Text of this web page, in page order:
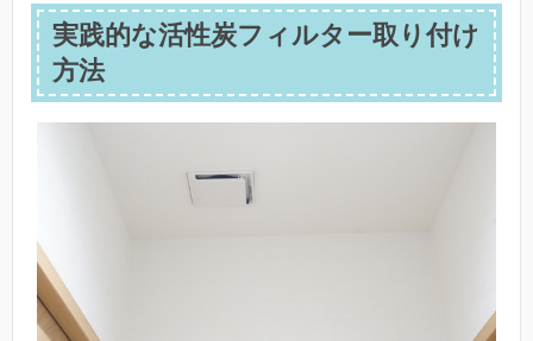
実践的な活性炭フィルター取り付け
方法